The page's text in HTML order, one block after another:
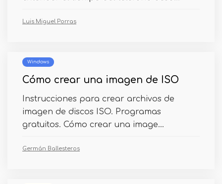
Luis Miguel Porras
Windows
Cómo crear una imagen de ISO
Instrucciones para crear archivos de
imagen de discos ISO. Programas
gratuitos. Cómo crear una image...
Germán Ballesteros